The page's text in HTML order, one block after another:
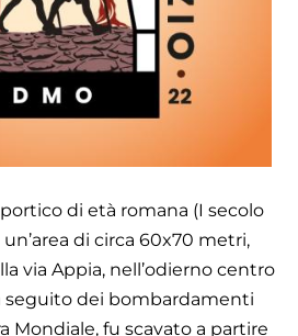
di età romana (I secolo
di circa 60x70 metri,
via Appia, nell’odierno centro
seguito dei bombardamenti
Mondiale, fu scavato a partire